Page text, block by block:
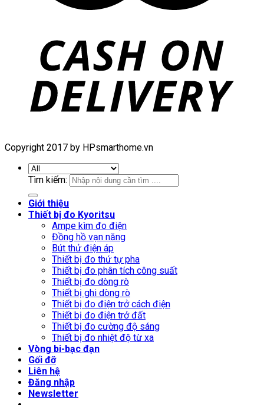
Copyright 2017 by HPsmarthome.vn
Tìm kiếm:
Giới thiệu
Thiết bị đo Kyoritsu
Ampe kìm đo điện
Đồng hồ vạn năng
Bút thử điện áp
Thiết bị đo thứ tự pha
Thiết bị đo phân tích công suất
Thiết bị đo dòng rò
Thiết bị ghi dòng rò
Thiết bị đo điện trở cách điện
Thiết bị đo điện trở đất
Thiết bị đo cường độ sáng
Thiết bị đo nhiệt độ từ xa
Vòng bi-bạc đạn
Gối đỡ
Liên hệ
Đăng nhập
Newsletter